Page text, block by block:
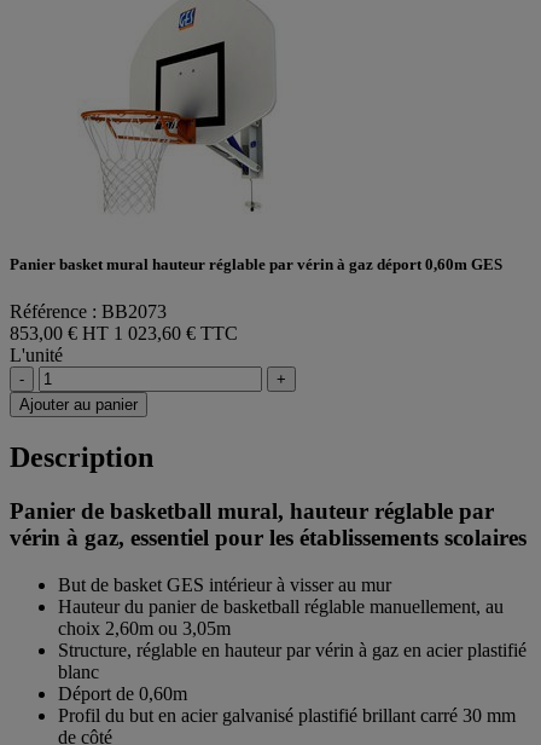
Panier basket mural hauteur réglable par vérin à gaz déport 0,60m GES
Référence : BB2073
853,00 € HT 1 023,60 € TTC
L'unité
-
+
Ajouter au panier
Description
Panier de basketball mural, hauteur réglable par
vérin à gaz, essentiel pour les établissements scolaires
But de basket GES intérieur à visser au mur
Hauteur du panier de basketball réglable manuellement, au
choix 2,60m ou 3,05m
Structure, réglable en hauteur par vérin à gaz en acier plastifié
blanc
Déport de 0,60m
Profil du but en acier galvanisé plastifié brillant carré 30 mm
de côté